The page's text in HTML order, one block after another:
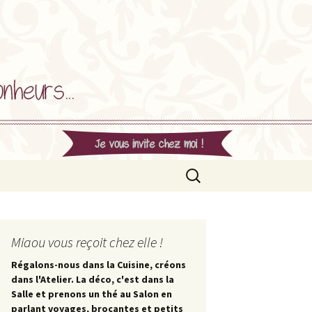
Rechercher :
Miaou vous reçoit chez elle !
Régalons-nous dans la Cuisine, créons
dans l'Atelier. La déco, c'est dans la
Salle et prenons un thé au Salon en
parlant voyages, brocantes et petits